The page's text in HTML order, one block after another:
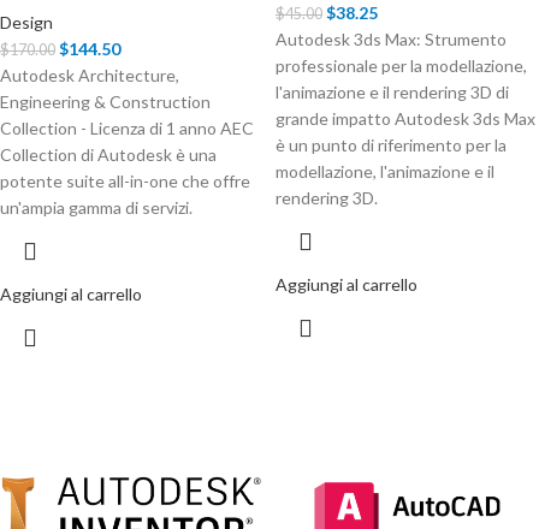
Design
$170.00 $144.50
Autodesk Architecture,
Engineering & Construction
Collection - Licenza di 1 anno AEC
Collection di Autodesk è una
potente suite all-in-one che offre
un'ampia gamma di servizi.
Aggiungi al carrello
$45.00 $38.25
Autodesk 3ds Max: Strumento
professionale per la modellazione,
l'animazione e il rendering 3D di
grande impatto Autodesk 3ds Max
è un punto di riferimento per la
modellazione, l'animazione e il
rendering 3D.
Aggiungi al carrello